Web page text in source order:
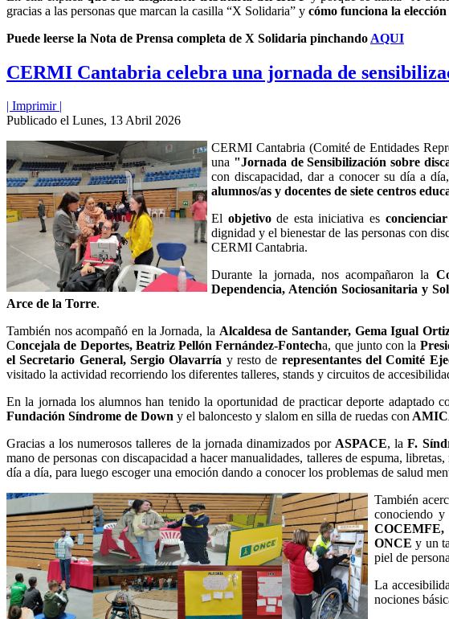
gracias a las personas que marcan la casilla “X Solidaria” y cómo funciona la
Puede leerse la Nota de Prensa completa de X Solidaria pinchando AQUI
CERMI Cantabria celebra una jornada de
| Imprimir |
Publicado el Lunes, 13 Abril 2026
CERMI Cantabria (Comité de Entidades
una "Jornada de Sensibilización sobre
con discapacidad, dar a conocer su día a
alumnos/as y docentes de siete centros
El objetivode esta iniciativa es
dignidad y el bienestar de las personas con
CERMI Cantabria.
Durante la jornada, nos acompañaron la
Dependencia, Atención Sociosanitaria y
Arce de la Torre.
También nos acompañó en la Jornada, la Alcaldesa de Santander, Gema Igual
Concejala de Deportes, Beatriz Pellón Fernández-Fontecha, que junto con la
el Secretario General, Sergio Olavarría y resto de representantes del Comité
visitado la actividad recorriendo los diferentes talleres, stands y circuitos de
En la jornada los alumnos han tenido la oportunidad de practicar deporte adaptado
Fundación Síndrome de Down y el baloncesto y slalom en silla de ruedas con
Gracias a los numerosos talleres de la jornada dinamizados porASPACE, laF.
mano de personas con discapacidad a hacer manualidades, talleres de espuma,
día a día, para luego escoger una emoción dando a conocer los problemas de salud
También
conociendo
COCEMFE,
ONCE y un
piel de
La
nociones